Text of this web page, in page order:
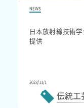
NEWS
日本放射線技術
提供
2023/11/1
伝統工